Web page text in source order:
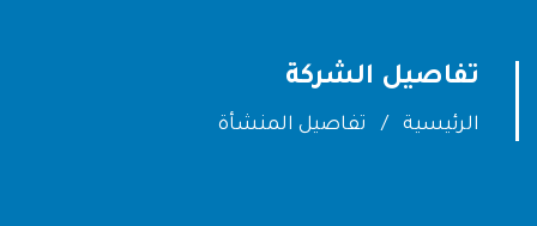
تفاصيل الشركة
الرئيسية تفاصيل المنشأة